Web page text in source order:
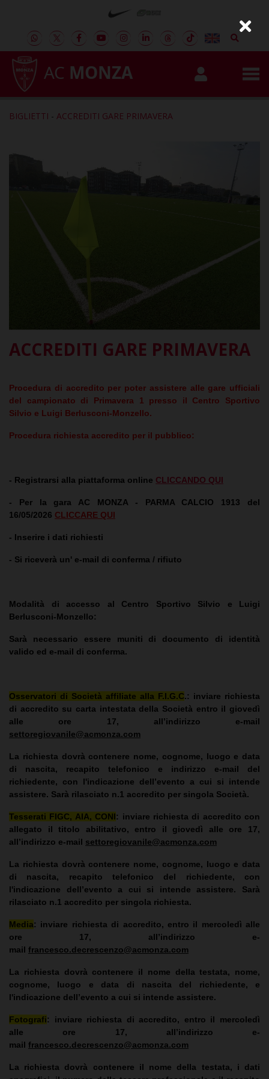
AC MONZA
BIGLIETTI - ACCREDITI GARE PRIMAVERA
ACCREDITI GARE PRIMAVERA
Procedura di accredito per poter assistere alle gare ufficiali
del campionato di Primavera 1 presso il Centro Sportivo
Silvio e Luigi Berlusconi-Monzello.
Procedura richiesta accredito per il pubblico:
- Registrarsi alla piattaforma online CLICCANDO QUI
- Per la gara AC MONZA - PARMA CALCIO 1913 del
16/05/2026 CLICCARE QUI
- Inserire i dati richiesti
- Si riceverà un' e-mail di conferma / rifiuto
Modalità di accesso al Centro Sportivo Silvio e Luigi
Berlusconi-Monzello:
Sarà necessario essere muniti di documento di identità
valido ed e-mail di conferma.
Osservatori di Società affiliate alla F.I.G.C.: inviare richiesta
di accredito su carta intestata della Società entro il giovedì
alle ore 17, all’indirizzo e-mail
settoregiovanile@acmonza.com
La richiesta dovrà contenere nome, cognome, luogo e data
di nascita, recapito telefonico e indirizzo e-mail del
richiedente, con l'indicazione dell’evento a cui si intende
assistere. Sarà rilasciato n.1 accredito per singola Società.
Tesserati FIGC, AIA, CONI: inviare richiesta di accredito con
allegato il titolo abilitativo, entro il giovedì alle ore 17,
all’indirizzo e-mail settoregiovanile@acmonza.com
La richiesta dovrà contenere nome, cognome, luogo e data
di nascita, recapito telefonico del richiedente, con
l'indicazione dell’evento a cui si intende assistere. Sarà
rilasciato n.1 accredito per singola richiesta.
Media: inviare richiesta di accredito, entro il mercoledì alle
ore 17, all’indirizzo e-
mail francesco.decrescenzo@acmonza.com
La richiesta dovrà contenere il nome della testata, nome,
cognome, luogo e data di nascita del richiedente, e
l'indicazione dell’evento a cui si intende assistere.
Fotografi: inviare richiesta di accredito, entro il mercoledì
alle ore 17, all’indirizzo e-
mail francesco.decrescenzo@acmonza.com
La richiesta dovrà contenere il nome della testata, i dati